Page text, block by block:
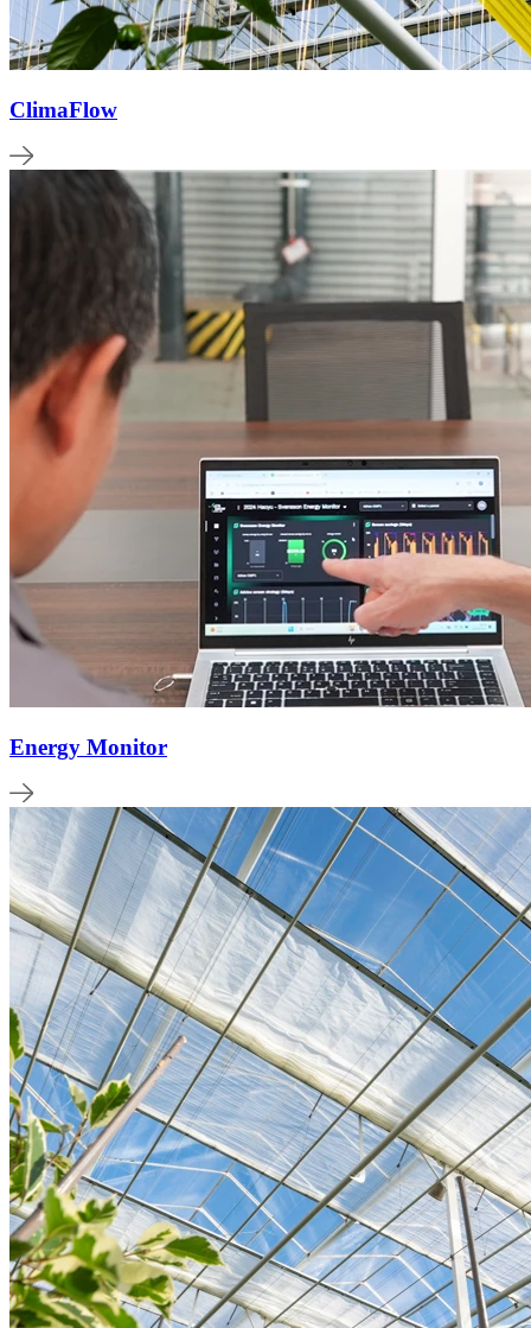
ClimaFlow
Energy Monitor